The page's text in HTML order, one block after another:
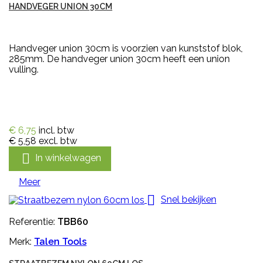
HANDVEGER UNION 30CM
Handveger union 30cm is voorzien van kunststof blok,
285mm. De handveger union 30cm heeft een union
vulling.
€ 6,75 incl. btw
€ 5,58 excl. btw
 In winkelwagen
Meer
 Snel bekijken
Referentie: TBB60
Merk: Talen Tools